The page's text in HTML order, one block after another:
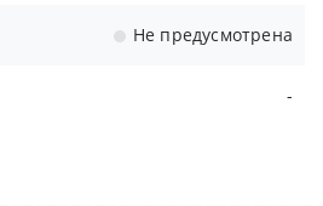
Не предусмотрена
-